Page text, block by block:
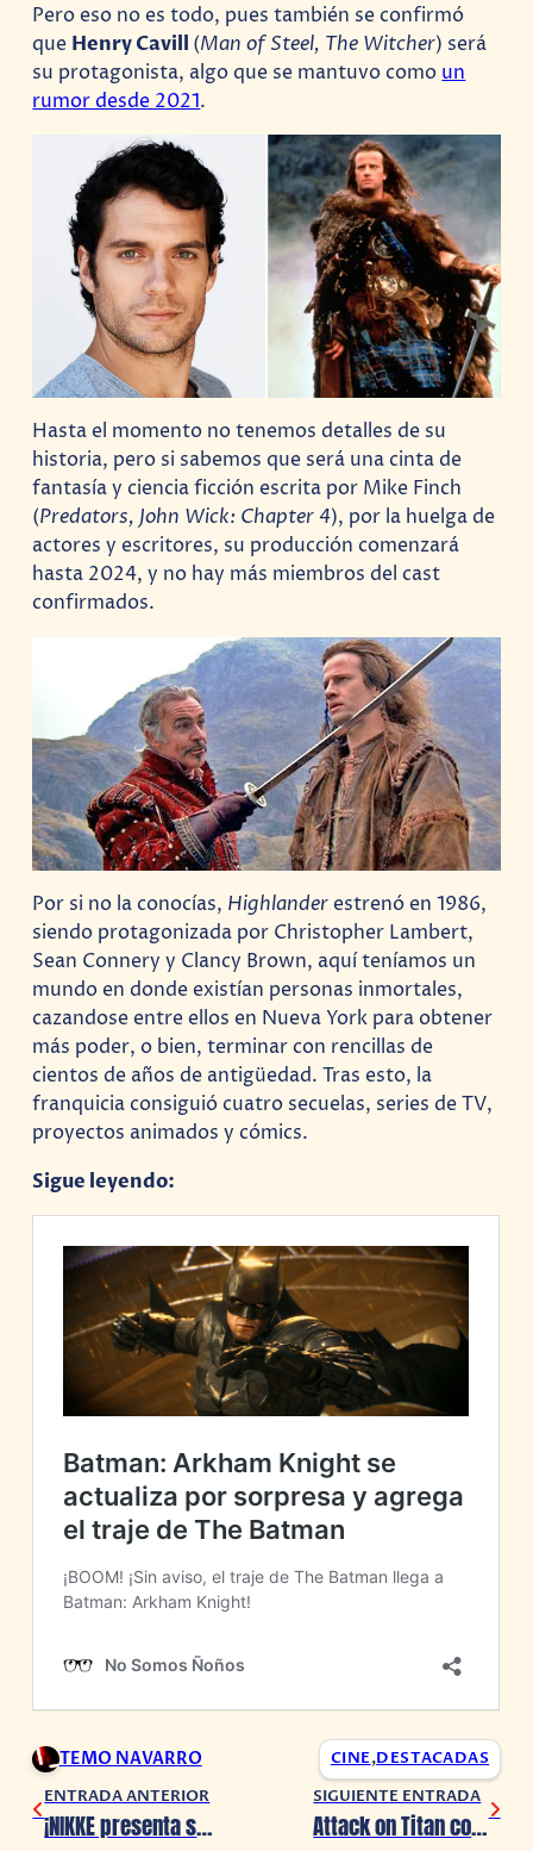
Pero eso no es todo, pues también se confirmó
que Henry Cavill (Man of Steel, The Witcher) será
su protagonista, algo que se mantuvo como un
rumor desde 2021.
Hasta el momento no tenemos detalles de su
historia, pero si sabemos que será una cinta de
fantasía y ciencia ficción escrita por Mike Finch
(Predators, John Wick: Chapter4), por la huelga de
actores y escritores, su producción comenzará
hasta 2024, y no hay más miembros del cast
confirmados.
Por si no la conocías, Highlanderestrenó en 1986,
siendo protagonizada por Christopher Lambert,
Sean Connery y Clancy Brown, aquí teníamos un
mundo en donde existían personas inmortales,
cazandose entre ellos en Nueva York para obtener
más poder, o bien, terminar con rencillas de
cientos de años de antigüedad. Tras esto, la
franquicia consiguió cuatro secuelas, series de TV,
proyectos animados y cómics.
Sigue leyendo:
TEMO NAVARRO CINE,DESTACADAS
ENTRADA ANTERIOR
¡NIKKE presenta su evento de aniversario!
SIGUIENTE ENTRADA
Attack on Titan confirma la fecha de su episodio final final final